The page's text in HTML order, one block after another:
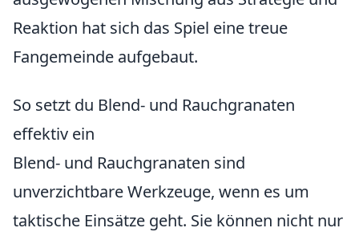
Reaktion hat sich das Spiel eine treue
Fangemeinde aufgebaut.
So setzt du Blend- und Rauchgranaten
effektiv ein
Blend- und Rauchgranaten sind
unverzichtbare Werkzeuge, wenn es um
taktische Einsätze geht. Sie können nicht nur